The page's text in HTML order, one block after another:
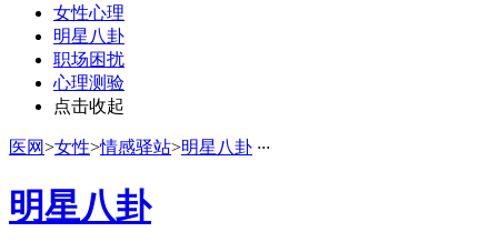
女性心理
明星八卦
职场困扰
心理测验
点击收起
医网>女性>情感驿站>明星八卦 ···
明星八卦